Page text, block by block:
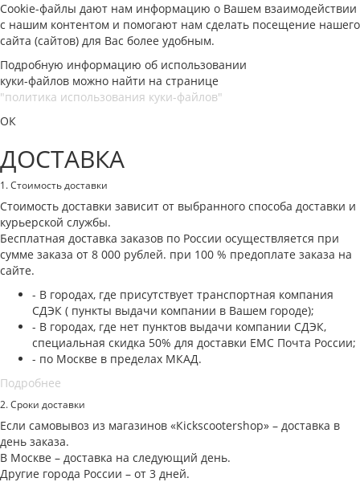
Cookie-файлы дают нам информацию о Вашем взаимодействии
с нашим контентом и помогают нам сделать посещение нашего
сайта (сайтов) для Вас более удобным.
Подробную информацию об использовании
куки-файлов можно найти на странице
"политика использования куки-файлов"
ОК
ДОСТАВКА
1. Стоимость доставки
Стоимость доставки зависит от выбранного способа доставки и
курьерской службы.
Бесплатная доставка заказов по России осуществляется при
сумме заказа от 8 000 рублей. при 100 % предоплате заказа на
сайте.
- В городах, где присутствует транспортная компания
СДЭК ( пункты выдачи компании в Вашем городе);
- В городах, где нет пунктов выдачи компании СДЭК,
специальная скидка 50% для доставки ЕМС Почта России;
- по Москве в пределах МКАД.
Подробнее
2. Cроки доставки
Если самовывоз из магазинов «Кickscootershop» – доставка в
день заказа.
В Москве – доставка на следующий день.
Другие города России – от 3 дней.